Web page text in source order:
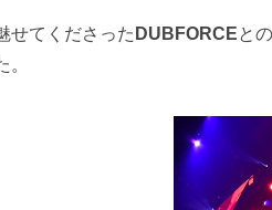
せてくださった DUBFORCEと